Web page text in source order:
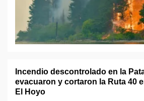
Incendio descontrolado en la
evacuaron y cortaron la Ruta 40
El Hoyo